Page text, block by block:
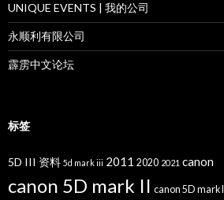
UNIQUE EVENTS | 我的公司
永顺利有限公司
霹雳中文论坛
标签
5D III 资料 5d mark iii 2011 2020 2021 canon
canon 5D mark II canon 5D mark III